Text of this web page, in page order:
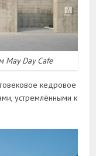
May Day Cafe
кедровое
устремлёнными к